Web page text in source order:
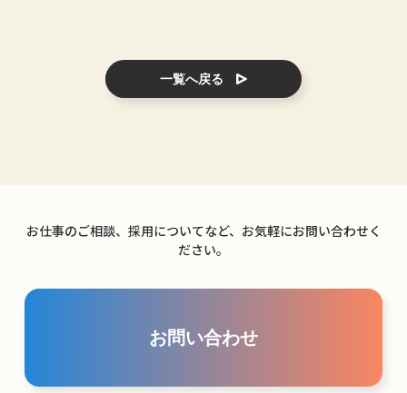
一覧へ戻る
お仕事のご相談、採用についてなど、お気軽にお問い合わせく
ださい。
お問い合わせ